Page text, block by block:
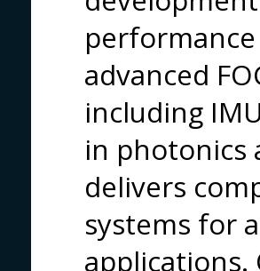
performance
advanced
including
in photonics
delivers
systems for